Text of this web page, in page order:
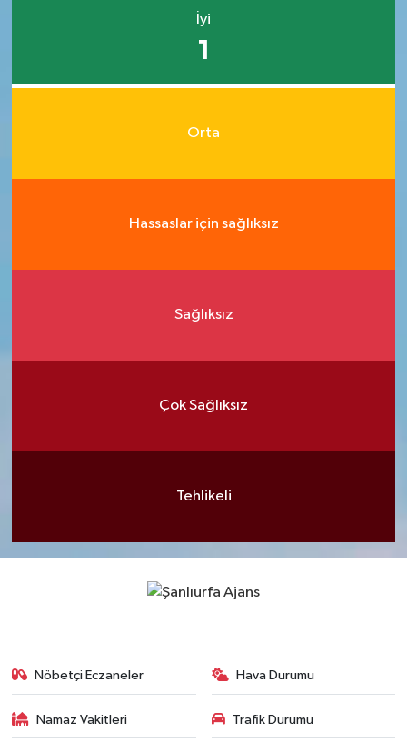
İyi
1
Orta
Hassaslar için sağlıksız
Sağlıksız
Çok Sağlıksız
Tehlikeli
Nöbetçi Eczaneler Hava Durumu
Namaz Vakitleri Trafik Durumu